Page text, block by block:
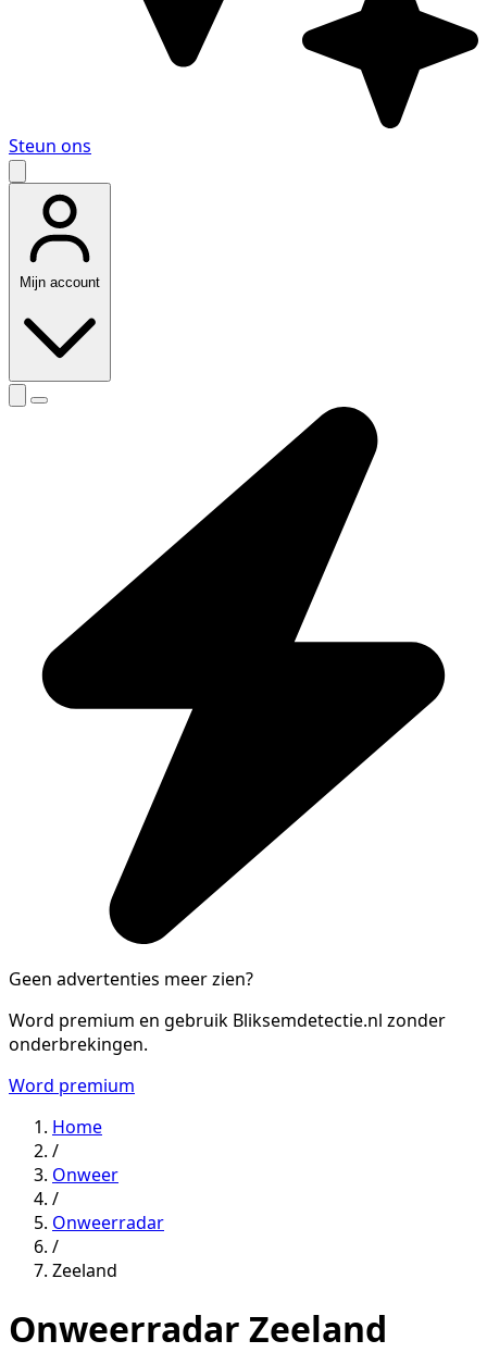
Steun ons
Mijn account
Geen advertenties meer zien?
Word premium en gebruik Bliksemdetectie.nl zonder
onderbrekingen.
Word premium
Home
/
Onweer
/
Onweerradar
/
Zeeland
Onweerradar Zeeland